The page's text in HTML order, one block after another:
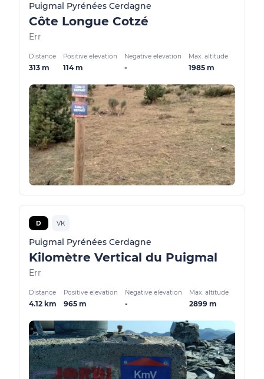
Puigmal Pyrénées Cerdagne
Côte Longue Cotzé
Err
Distance
313 m
Positive elevation
114 m
Negative elevation
-
Max. altitude
1985 m
D VK
Puigmal Pyrénées Cerdagne
Kilomètre Vertical du Puigmal
Err
Distance
4.12 km
Positive elevation
965 m
Negative elevation
-
Max. altitude
2899 m